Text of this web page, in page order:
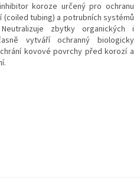
koroze určený pro ochranu
tubing) a potrubních systémů
zbytky organických i
vytváří ochranný biologicky
kovové povrchy před korozí a